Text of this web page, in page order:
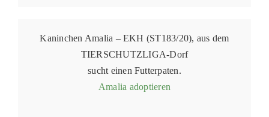
Kaninchen Amalia – EKH (ST183/20), aus dem
TIERSCHUTZLIGA-Dorf
sucht einen Futterpaten.
Amalia adoptieren